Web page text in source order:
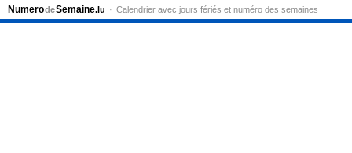
NumerodeSemaine.lu Calendrier avec jours fériés et numéro des semaines